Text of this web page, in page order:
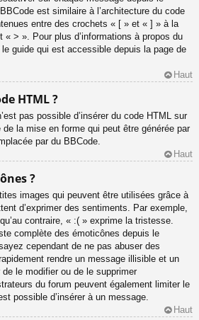
est similaire à l’architecture du code
entre des crochets « [ » et « ] » à la
> ». Pour plus d’informations à propos du
guide qui est accessible depuis la page de
Haut
HTML ?
pas possible d’insérer du code HTML sur
la mise en forme qui peut être générée par
par du BBCode.
Haut
?
images qui peuvent être utilisées grâce à
d’exprimer des sentiments. Par exemple,
contraire, « :( » exprime la tristesse.
complète des émoticônes depuis le
cependant de ne pas abuser des
rendre un message illisible et un
le modifier ou de le supprimer
du forum peuvent également limiter le
possible d’insérer à un message.
Haut